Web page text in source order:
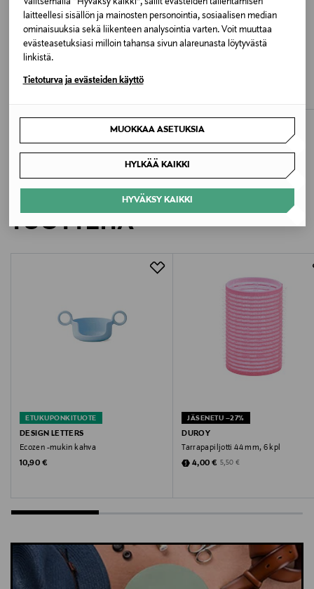
laitteellesi sisällön ja mainosten personointia, sosiaalisen median
ominaisuuksia sekä liikenteen analysointia varten. Voit muuttaa
evästeasetuksiasi milloin tahansa sivun alareunasta löytyvästä
linkistä.
Tietoturva ja evästeiden käyttö
MUOKKAA ASETUKSIA
HYLKÄÄ KAIKKI
HYVÄKSY KAIKKI
Valmistajan tuotenumero
VG -02-95820-
Valmistaja
Nanso Oy
Valmistajan osoite
Vilhonvuorenkatu 11 A, 00500 HELSINKI, Finland
Digitaalinen osoite
asiakaspalvelu@nanso.com
luomupuuvilla, sustainable material
ETUKUPONKITUOTE
Sukat 2-pack
LISÄÄ KIINNOSTAVIA
TUOTTEITA
ETUKUPONKITUOTE
DESIGN LETTERS
Ecozen -mukin kahva
Original Price
10,90 €
JÄSENETU –27%
DUROY
Tarrapapiljotti 44 mm, 6 kpl
Discounted Price
4,00 € Original Price
5,50 €